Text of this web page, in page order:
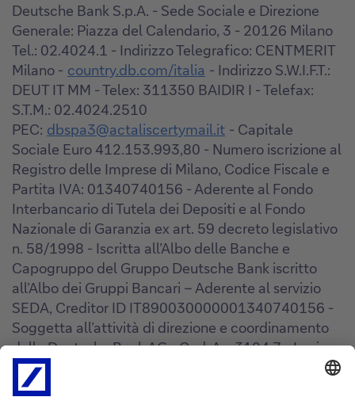
Deutsche Bank S.p.A. - Sede Sociale e Direzione
Generale: Piazza del Calendario, 3 - 20126 Milano
Tel.: 02.4024.1 - Indirizzo Telegrafico: CENTMERIT
Milano - country.db.com/italia - Indirizzo S.W.I.F.T.:
DEUT IT MM - Telex: 311350 BAIDIR I - Telefax:
S.T.M.: 02.4024.2510
PEC: dbspa3@actaliscertymail.it - Capitale
Sociale Euro 412.153.993,80 - Numero iscrizione al
Registro delle Imprese di Milano, Codice Fiscale e
Partita IVA: 01340740156 - Aderente al Fondo
Interbancario di Tutela dei Depositi e al Fondo
Nazionale di Garanzia ex art. 59 decreto legislativo
n. 58/1998 - Iscritta all’Albo delle Banche e
Capogruppo del Gruppo Deutsche Bank iscritto
all’Albo dei Gruppi Bancari – Aderente al servizio
SEDA, Creditor ID IT890030000001340740156 -
Soggetta all’attività di direzione e coordinamento
della Deutsche Bank AG - Cod. Az. 3104.7 - Iscriz.
Registro Unico degli Intermediari assicurativi e
riassicurativi n° D000027178